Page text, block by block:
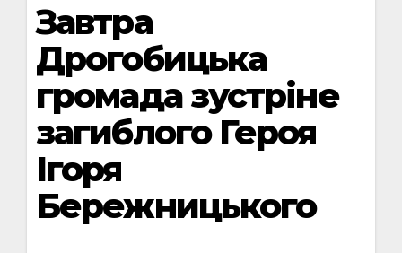
Завтра
Дрогобицька
громада зустріне
загиблого Героя
Ігоря
Бережницького